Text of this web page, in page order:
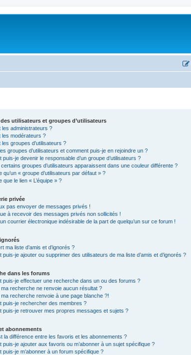
utilisateurs et groupes d’utilisateurs
les administrateurs ?
les modérateurs ?
les groupes d’utilisateurs ?
groupes d’utilisateurs et comment puis-je en rejoindre un ?
puis-je devenir le responsable d’un groupe d’utilisateurs ?
certains groupes d’utilisateurs apparaissent dans une couleur différente ?
qu’un « groupe d’utilisateurs par défaut » ?
que le lien « L’équipe » ?
privée
pas envoyer de messages privés !
à recevoir des messages privés non sollicités !
courrier électronique indésirable de la part de quelqu’un sur ce forum !
ma liste d’amis et d’ignorés ?
puis-je ajouter ou supprimer des utilisateurs de ma liste d’amis et d’ignorés ?
dans les forums
puis-je effectuer une recherche dans un ou des forums ?
ma recherche ne renvoie aucun résultat ?
ma recherche renvoie à une page blanche ?!
puis-je rechercher des membres ?
puis-je retrouver mes propres messages et sujets ?
abonnements
la différence entre les favoris et les abonnements ?
puis-je ajouter aux favoris ou m’abonner à un sujet spécifique ?
puis-je m’abonner à un forum spécifique ?